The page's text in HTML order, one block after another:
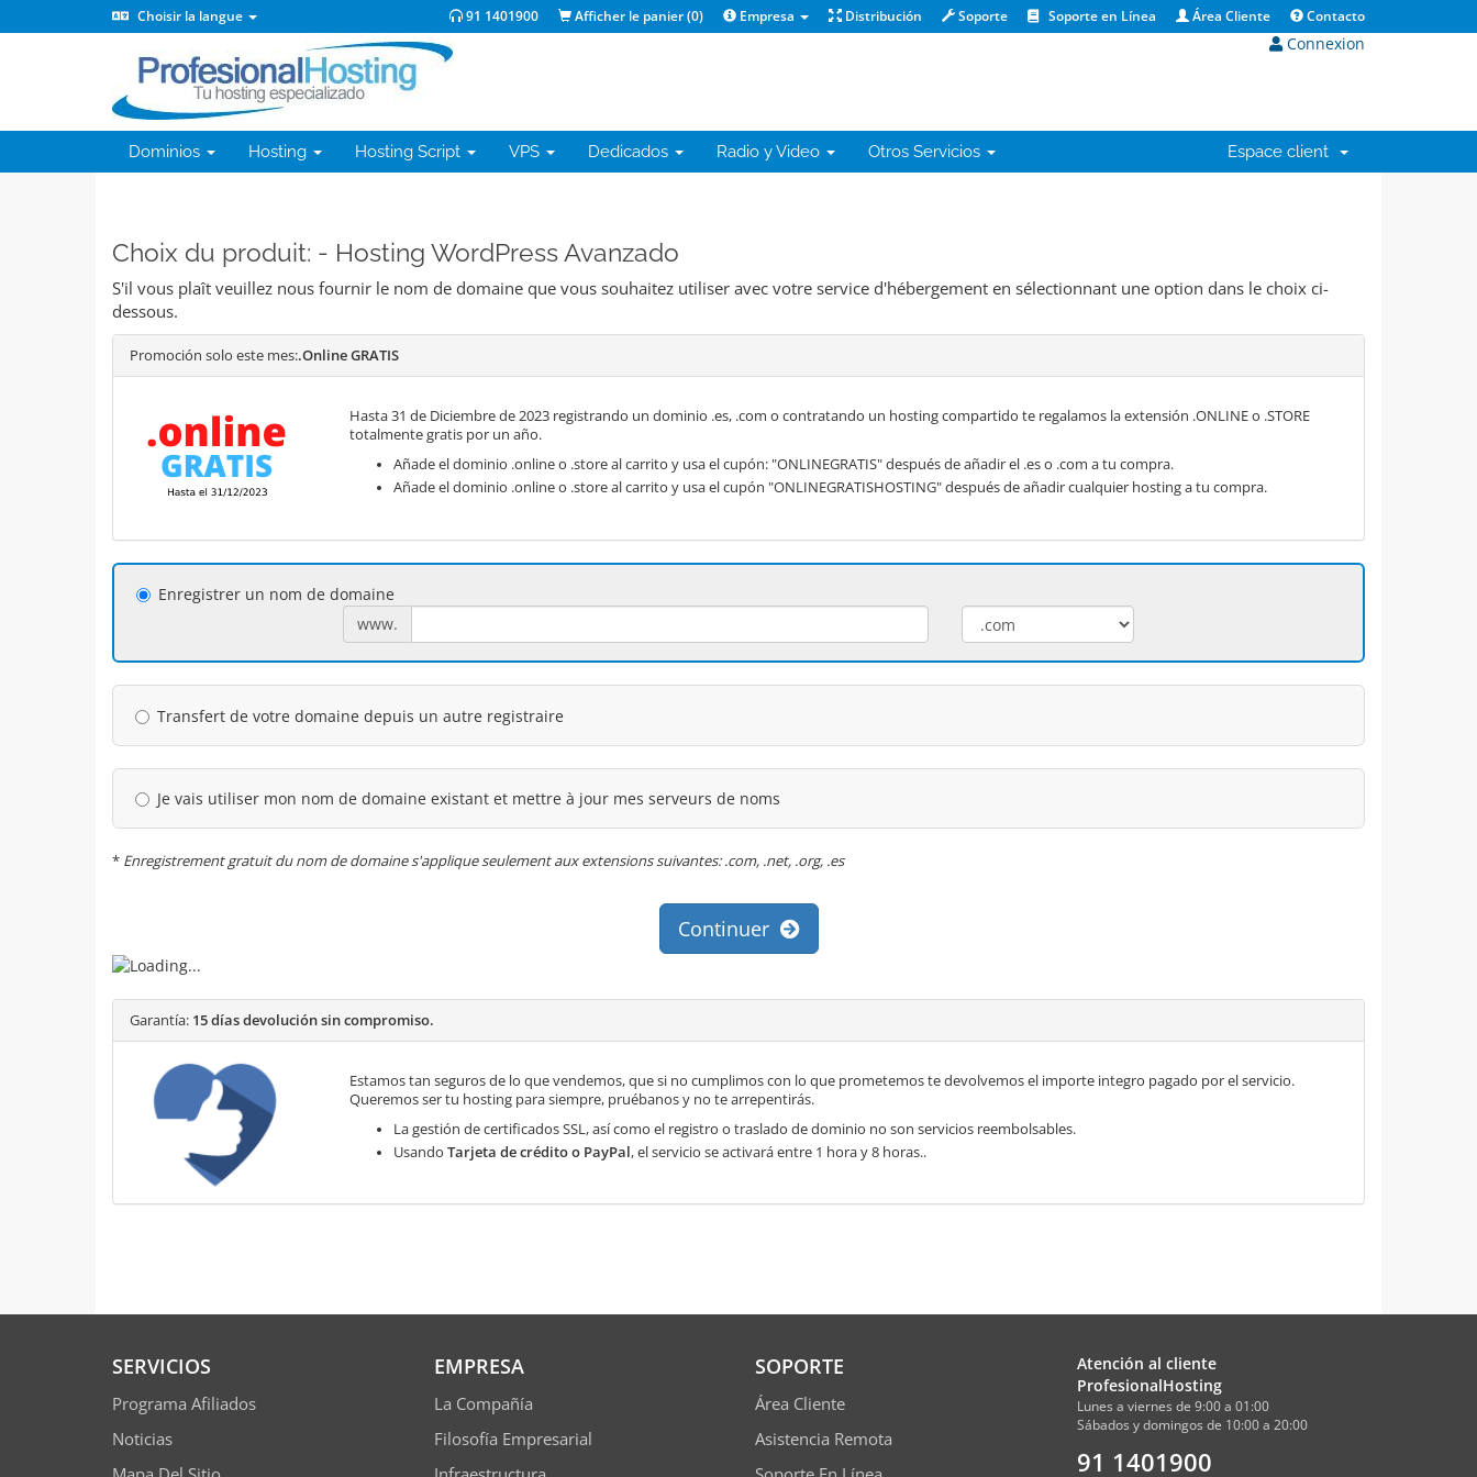
Choisir la langue 91 1401900 Afficher le panier (0) Empresa Distribución Soporte Soporte en Línea Área Cliente Contacto
Connexion
Dominios Hosting Hosting Script VPS Dedicados Radio y Video Otros Servicios Espace client
Choix du produit: - Hosting WordPress Avanzado
S'il vous plaît veuillez nous fournir le nom de domaine que vous souhaitez utiliser avec votre service d'hébergement en sélectionnant une option dans le choix ci-
dessous.
Promoción solo este mes:.Online GRATIS
Hasta 31 de Diciembre de 2023 registrando un dominio .es, .com o contratando un hosting compartido te regalamos la extensión .ONLINE o .STORE
totalmente gratis por un año.
Añade el dominio .online o .store al carrito y usa el cupón: "ONLINEGRATIS" después de añadir el .es o .com a tu compra.
Añade el dominio .online o .store al carrito y usa el cupón "ONLINEGRATISHOSTING" después de añadir cualquier hosting a tu compra.
Enregistrer un nom de domaine
www.
Transfert de votre domaine depuis un autre registraire
Je vais utiliser mon nom de domaine existant et mettre à jour mes serveurs de noms
* Enregistrement gratuit du nom de domaine s'applique seulement aux extensions suivantes: .com, .net, .org, .es
Continuer
Garantía: 15 días devolución sin compromiso.
Estamos tan seguros de lo que vendemos, que si no cumplimos con lo que prometemos te devolvemos el importe integro pagado por el servicio.
Queremos ser tu hosting para siempre, pruébanos y no te arrepentirás.
La gestión de certificados SSL, así como el registro o traslado de dominio no son servicios reembolsables.
Usando Tarjeta de crédito o PayPal, el servicio se activará entre 1 hora y 8 horas..
SERVICIOS
Programa Afiliados
Noticias
EMPRESA
La Compañía
Filosofía Empresarial
SOPORTE
Área Cliente
Asistencia Remota
Atención al cliente
ProfesionalHosting
Lunes a viernes de 9:00 a 01:00
Sábados y domingos de 10:00 a 20:00
91 1401900